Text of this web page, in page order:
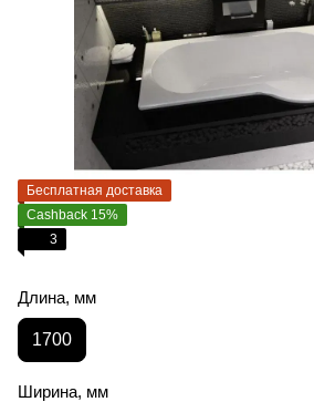
Бесплатная доставка
Cashback 15%
3
Длина, мм
1700
Ширина, мм